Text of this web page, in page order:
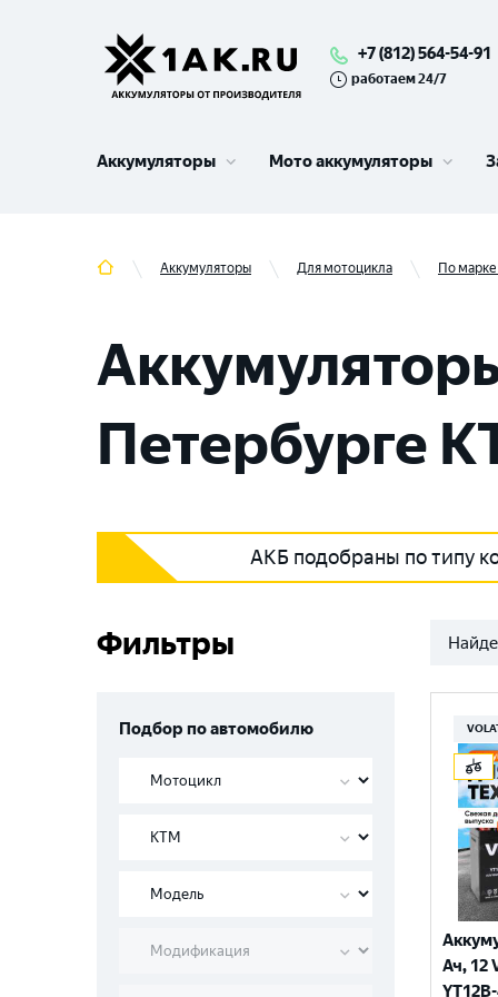
+7 (812) 564-54-91
работаем 24/7
Аккумуляторы Мото аккумуляторы
Аккумуляторы Для мотоцикла По
Петербурге
АКБ подобраны по типу
Фильтры
Подбор по автомобилю
Ач, 12